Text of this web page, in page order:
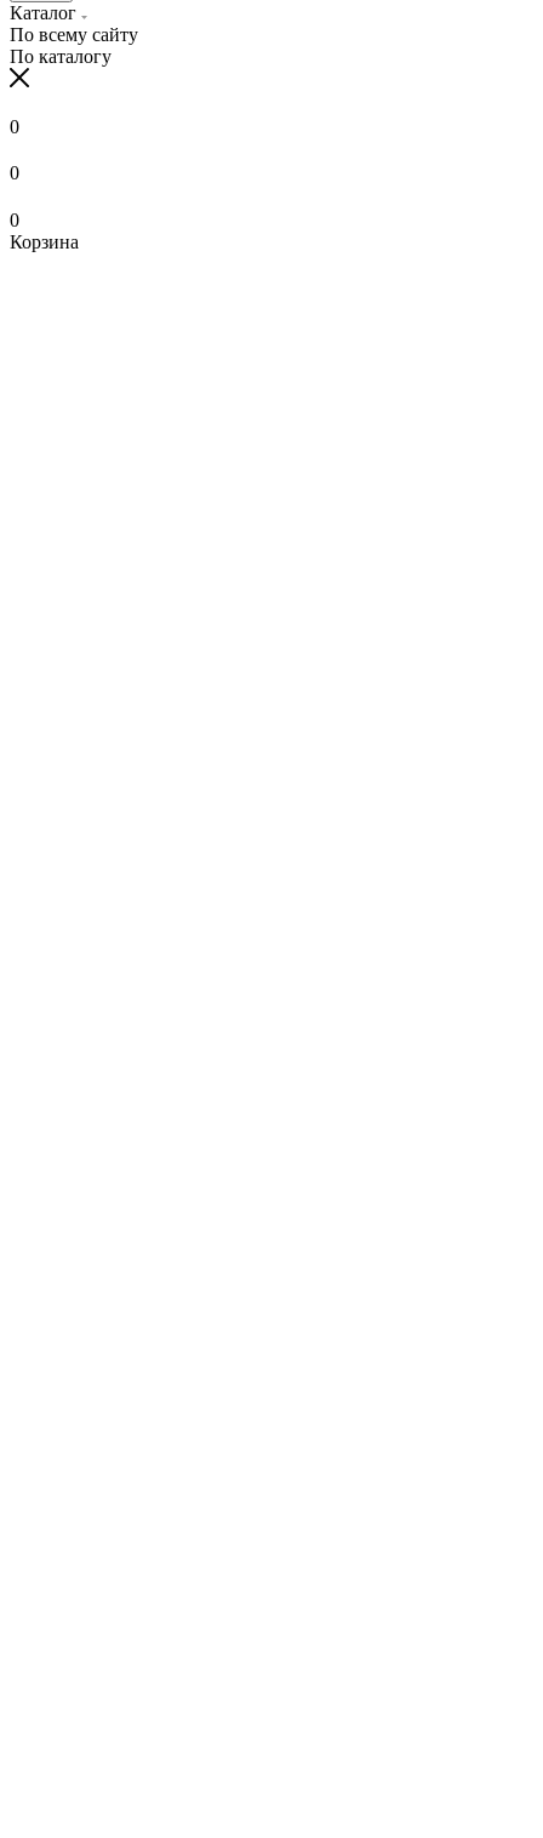
Каталог
По всему сайту
По каталогу
0
0
0
Корзина